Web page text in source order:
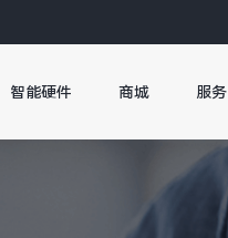
智能硬件 商城 服务